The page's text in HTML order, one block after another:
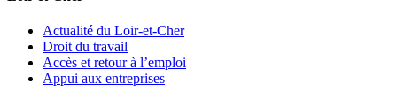
Actualité du Loir-et-Cher
Droit du travail
Accès et retour à l’emploi
Appui aux entreprises